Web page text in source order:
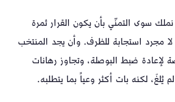
سوى التمنّي بأن يكون القرار ثمرة
لا مجرد استجابة للظرف. وأن يجد المنتخب
ضبط البوصلة، وتجاوز رهانات
لكنه بات أكثر وعياً بما يتطلبه.